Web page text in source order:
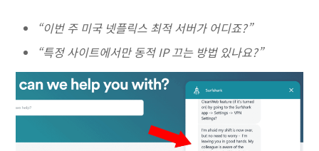
“이번 주 미국 넷플릭스 최적 서버가 어디죠?”
“특정 사이트에서만 동적 IP 끄는 방법 있나요?”